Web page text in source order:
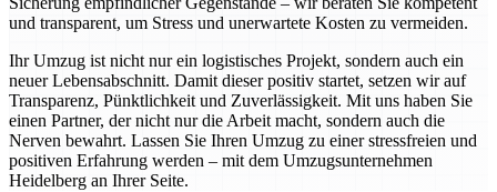
und transparent, um Stress und unerwartete Kosten zu vermeiden.
Ihr Umzug ist nicht nur ein logistisches Projekt, sondern auch ein
neuer Lebensabschnitt. Damit dieser positiv startet, setzen wir auf
Transparenz, Pünktlichkeit und Zuverlässigkeit. Mit uns haben Sie
einen Partner, der nicht nur die Arbeit macht, sondern auch die
Nerven bewahrt. Lassen Sie Ihren Umzug zu einer stressfreien und
positiven Erfahrung werden – mit dem Umzugsunternehmen
Heidelberg an Ihrer Seite.